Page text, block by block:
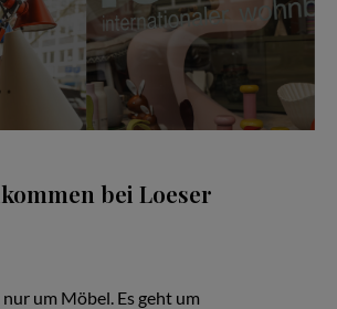
bei Loeser
um Möbel. Es geht um